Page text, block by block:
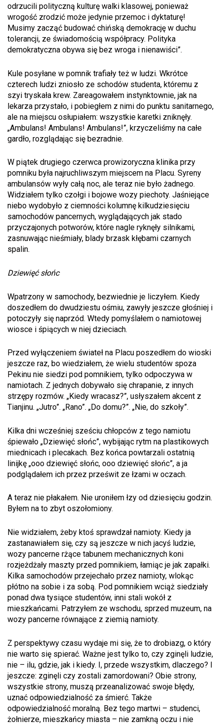
odrzucili polityczną kulturę walki klasowej, ponieważ
wrogość zrodzić może jedynie przemoc i dyktaturę!
Musimy zacząć budować chińską demokrację w duchu
tolerancji, ze świadomością współpracy. Polityka
demokratyczna obywa się bez wroga i nienawiści”.
Kule posyłane w pomnik trafiały też w ludzi. Wkrótce
czterech ludzi zniosło ze schodów studenta, któremu z
szyi tryskała krew. Zareagowałem instynktownie, jak na
lekarza przystało, i pobiegłem z nimi do punktu sanitarnego,
ale na miejscu osłupiałem: wszystkie karetki zniknęły.
„Ambulans! Ambulans! Ambulans!”, krzyczeliśmy na całe
gardło, rozglądając się bezradnie.
W piątek drugiego czerwca prowizoryczna klinika przy
pomniku była najruchliwszym miejscem na Placu. Syreny
ambulansów wyły całą noc, ale teraz nie było żadnego.
Widziałem tylko czołgi i bojowe wozy piechoty. Jaśniejące
niebo wydobyło z ciemności kolumnę kilkudziesięciu
samochodów pancernych, wyglądających jak stado
przyczajonych potworów, które nagle ryknęły silnikami,
zasnuwając nieśmiały, blady brzask kłębami czarnych
spalin.
Dziewięć słońc
Wpatrzony w samochody, bezwiednie je liczyłem. Kiedy
doszedłem do dwudziestu ośmiu, zawyły jeszcze głośniej i
potoczyły się naprzód. Wtedy pomyślałem o namiotowej
wiosce i śpiących w niej dzieciach.
Przed wyłączeniem świateł na Placu poszedłem do wioski
jeszcze raz, bo wiedziałem, że wielu studentów spoza
Pekinu nie siedzi pod pomnikiem, tylko odpoczywa w
namiotach. Z jednych dobywało się chrapanie, z innych
strzępy rozmów. „Kiedy wracasz?”, usłyszałem akcent z
Tianjinu. „Jutro”. „Rano”. „Do domu?”. „Nie, do szkoły”.
Kilka dni wcześniej sześciu chłopców z tego namiotu
śpiewało „Dziewięć słońc”, wybijając rytm na plastikowych
miednicach i plecakach. Bez końca powtarzali ostatnią
linijkę „ooo dziewięć słońc, ooo dziewięć słońc”, a ja
podglądałem ich przez prześwit ze łzami w oczach.
A teraz nie płakałem. Nie uroniłem łzy od dziesięciu godzin.
Byłem na to zbyt oszołomiony.
Nie widziałem, żeby ktoś sprawdzał namioty. Kiedy ja
zastanawiałem się, czy są jeszcze w nich jacyś ludzie,
wozy pancerne rżące tabunem mechanicznych koni
rozjeżdżały maszty przed pomnikiem, łamiąc je jak zapałki.
Kilka samochodów przejechało przez namioty, wlokąc
płótno na sobie i za sobą. Pod pomnikiem wciąż siedziały
ponad dwa tysiące studentów, inni stali wokół z
mieszkańcami. Patrzyłem ze wschodu, sprzed muzeum, na
wozy pancerne równające z ziemią namioty.
Z perspektywy czasu wydaje mi się, że to drobiazg, o który
nie warto się spierać. Ważne jest tylko to, czy zginęli ludzie,
nie – ilu, gdzie, jak i kiedy. I, przede wszystkim, dlaczego? I
jeszcze: zginęli czy zostali zamordowani? Obie strony,
wszystkie strony, muszą przeanalizować swoje błędy,
uznać odpowiedzialność za śmierć. Także
odpowiedzialność moralną. Bez tego martwi – studenci,
żołnierze, mieszkańcy miasta – nie zamkną oczu i nie